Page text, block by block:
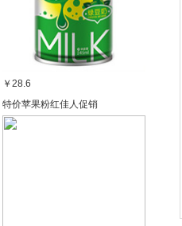
￥28.6
特价苹果粉红佳人促销